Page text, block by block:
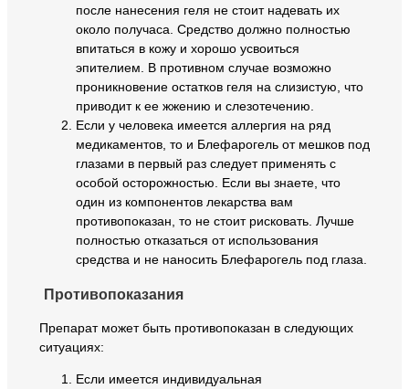
после нанесения геля не стоит надевать их
около получаса. Средство должно полностью
впитаться в кожу и хорошо усвоиться
эпителием. В противном случае возможно
проникновение остатков геля на слизистую, что
приводит к ее жжению и слезотечению.
Если у человека имеется аллергия на ряд
медикаментов, то и Блефарогель от мешков под
глазами в первый раз следует применять с
особой осторожностью. Если вы знаете, что
один из компонентов лекарства вам
противопоказан, то не стоит рисковать. Лучше
полностью отказаться от использования
средства и не наносить Блефарогель под глаза.
Противопоказания
Препарат может быть противопоказан в следующих
ситуациях:
Если имеется индивидуальная